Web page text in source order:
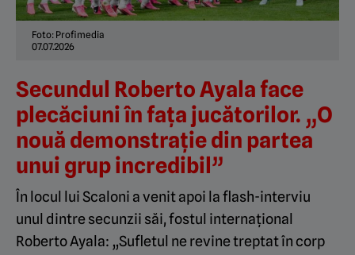
Foto: Profimedia
07.07.2026
Secundul Roberto Ayala face
plecăciuni în fața jucătorilor. „O
nouă demonstrație din partea
unui grup incredibil”
În locul lui Scaloni a venit apoi la flash-interviu
unul dintre secunzii săi, fostul internațional
Roberto Ayala: „Sufletul ne revine treptat în corp